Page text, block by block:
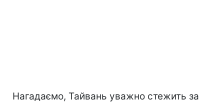
Нагадаємо, Тайвань уважно стежить за